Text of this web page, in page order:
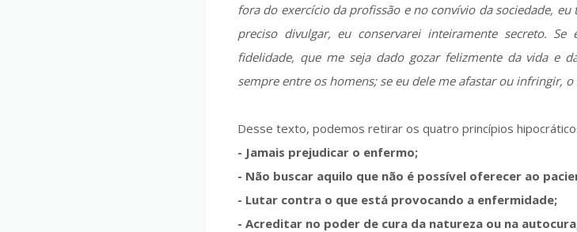
fora do exercício da profissão e no convívio da sociedade,
preciso divulgar, eu conservarei inteiramente secreto.
fidelidade, que me seja dado gozar felizmente da vida e
sempre entre os homens; se eu dele me afastar ou infringir,
Desse texto, podemos retirar os quatro princípios
- Jamais prejudicar o enfermo;
- Não buscar aquilo que não é possível oferecer ao
- Lutar contra o que está provocando a enfermidade;
- Acreditar no poder de cura da natureza ou na